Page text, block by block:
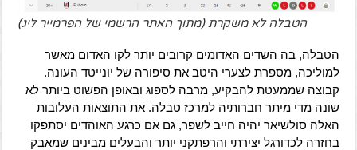
הטבלה לא משקרת (מתוך האתר הרשמי של הפרמייר ליג)
הטבלה, בה השדים האדומים קרובים יותר לקו האדום מאשר
למוליכה, מספרת לצערי היטב את סיפורה של יונייטד העונה.
קבוצה שממעטת להבקיע, מרבה לספוג ובאופן הפשוט ביותר לא
שונה מדי מיתר חברותיה למרכז טבלה. את התוצאות העלובות
האלה סולשיאר יהיה חייב לשפר, גם אם כרגע האוהדים יסתפקו
בחזרה לכדורגל יצירתי והרפתקני יותר והבעלים מבינים שמאבק